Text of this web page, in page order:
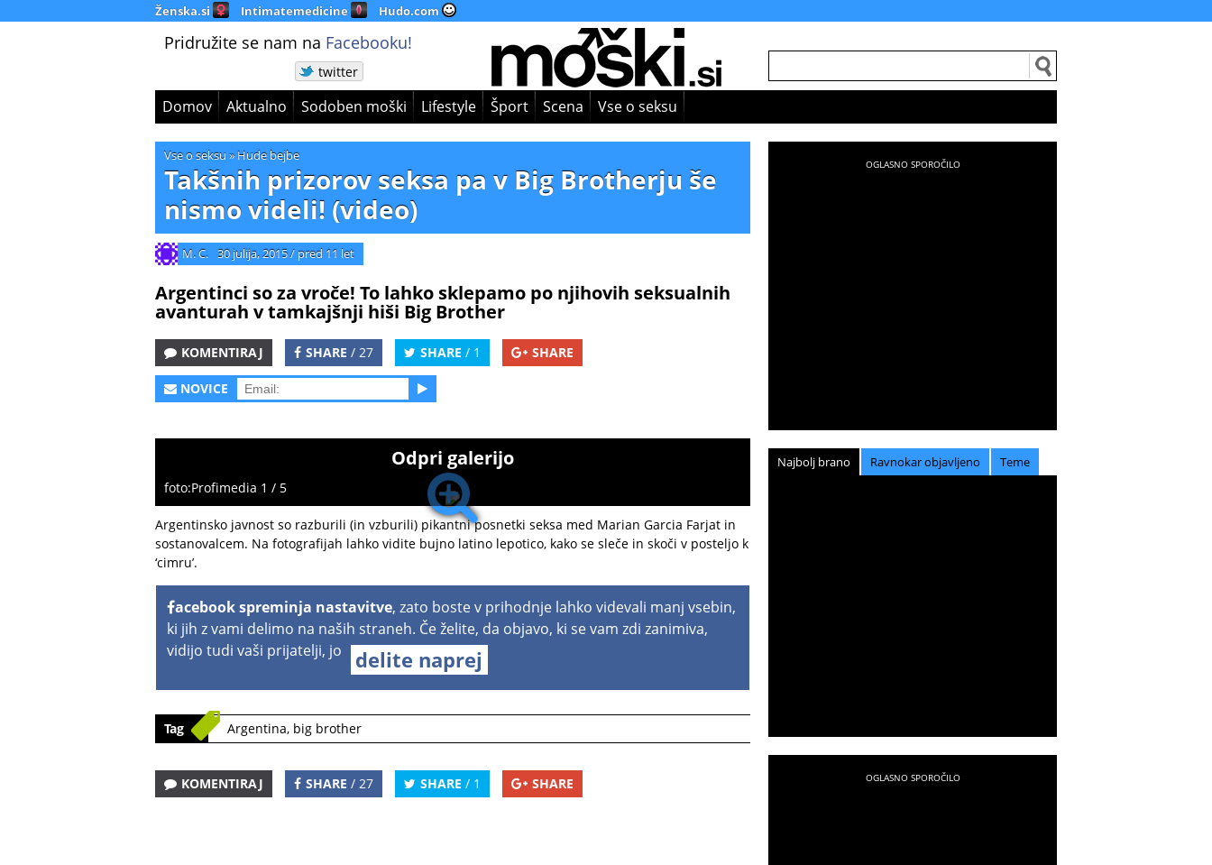
Ženska.si Intimatemedicine Hudo.com
Pridružite se nam na Facebooku!
twitter
Domov Aktualno Sodoben moški Lifestyle Šport Scena Vse o seksu
Vse o seksu » Hude bejbe
Takšnih prizorov seksa pa v Big Brotherju še
nismo videli! (video)
M. C. 30 julija, 2015/ pred 11 let
Argentinci so za vroče! To lahko sklepamo po njihovih seksualnih
avanturah v tamkajšnji hiši Big Brother
KOMENTIRAJ SHARE / 27 SHARE / 1 SHARE
NOVICE
Odpri galerijo
foto:Profimedia 1 / 5
Argentinsko javnost so razburili (in vzburili) pikantni posnetki seksa med Marian Garcia Farjat in
sostanovalcem. Na fotografijah lahko vidite bujno latino lepotico, kako se sleče in skoči v posteljo k
‘cimru’.
acebook spreminja nastavitve, zato boste v prihodnje lahko videvali manj vsebin,
ki jih z vami delimo na naših straneh. Če želite, da objavo, ki se vam zdi zanimiva,
vidijo tudi vaši prijatelji, jo
delite naprej
Tag Argentina, big brother
KOMENTIRAJ SHARE / 27 SHARE / 1 SHARE
Najbolj brano Ravnokar objavljeno Teme